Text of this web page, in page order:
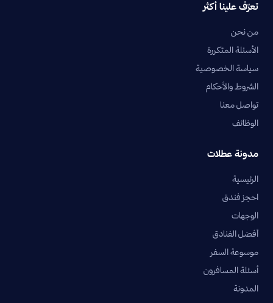
تعرّف علينا أكثر
من نحن
الأسئلة المتكررة
سياسة الخصوصية
الشروط والأحكام
تواصل معنا
الوظائف
مدونة عطلات
الرئيسية
احجز فندق
الوجهات
أفضل الفنادق
موسوعة السفر
أسئلة المسافرون
المدونة